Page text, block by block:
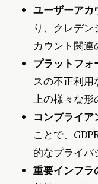
ユーザーアカ
り、クレデ
カウント関連
プラットフォ
スの不正利用
上の様々な形
コンプライア
ことで、
的なプライバ
重要インフラ